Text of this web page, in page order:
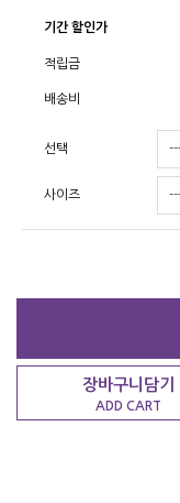
기간 할인가
적립금
배송비
선택
사이즈
장바구니담기
ADD CART